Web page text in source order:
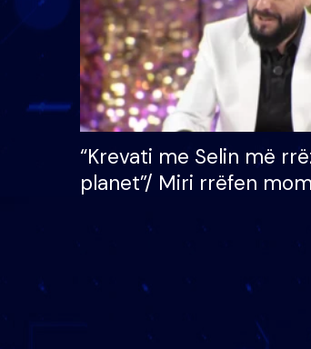
“Krevati me Selin më
planet”/ Miri rrëfen
mungojë zilja e